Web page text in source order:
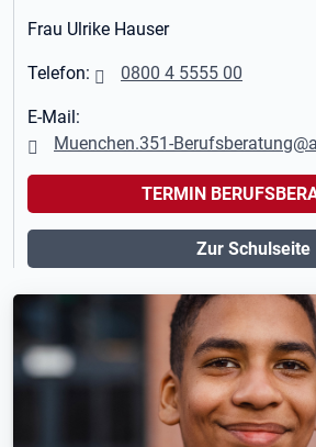
Frau Ulrike Hauser
Telefon: 0800 4 5555 00
E-Mail:
Muenchen.351-
TERMIN
Zur Schulseite